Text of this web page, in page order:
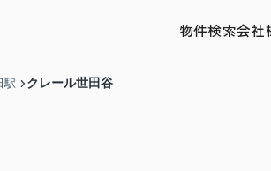
物件検索会社
駅 クレール世田谷